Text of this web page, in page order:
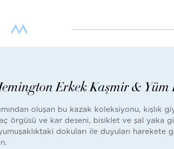
Erkek Kaşmir &
oluşan bu kazak koleksiyonu, kışlık
örgüsü ve kar deseni, bisiklet ve şal yaka
dokuları ile duyuları harekete